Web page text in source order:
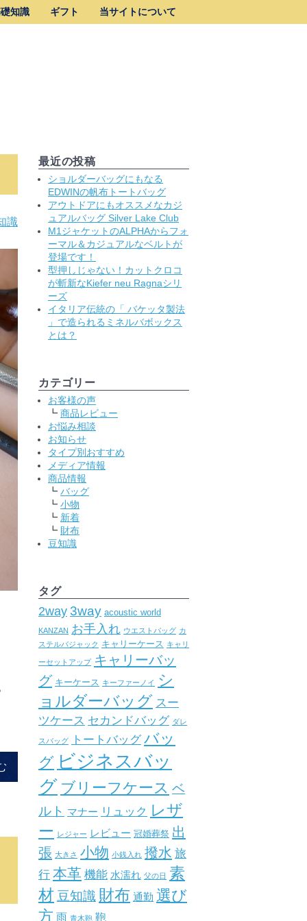
知識 ギフト 当サイトについて
識
最近の投稿
ショルダーバッグにもなる
EDWINの帆布トートバッグ
アウトドアにもオススメなカジ
ュアルバッグ Silver Lake Club
M1ジャケットのALPHAからフォ
ーマル＆カジュアルなベルトが
登場です！
型押しじゃない！カットクロコ
が斬新なKiefer neu Ragnaシリ
ーズ
イタリア伝統の「 バケッタ製法
」で造られるミネルバボックス
とは？
カテゴリー
お客様の声
商品レビュー
お悩み相談
お知らせ
タイプ別おすすめ
メディア情報
商品情報
バッグ
小物
新着
財布
豆知識
タグ
2way3way acoustic world
KANZAN お手入れ ウエストバッグ カ
ステルバジャック キャリーケース キャリ
ーセットアップ キャリーバッ
グ キーケース キーファーノイ
シ
ョルダーバッグ スー
ツケース セカンドバッグ ダレ
スバッグ トートバッグ バッ
グ ビジネスバッ
グ ブリーフケース ベ
ルト マナー リュック レザ
ー レジャー レビュー 冠婚葬祭 出
張 大きさ 小物 小銭入れ 撥水 旅
行 本革 機能 水濡れ 父の日 素
材 豆知識 財布 通勤 選び
方 雨 青木鞄 鞄